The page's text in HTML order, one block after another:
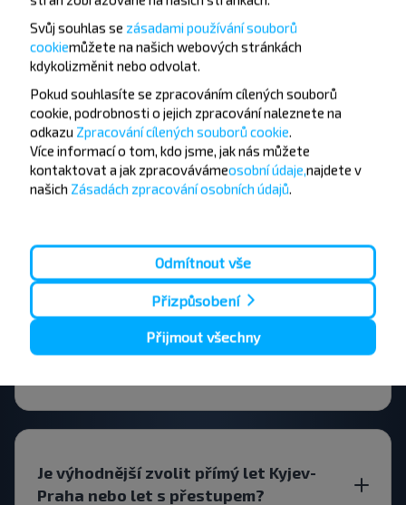
Jak si mohu koupit jízdenku na
autobus Kyjev-Praha?
na trase Kyjev-Praha?
Mám si předem vyhledat letenku na
Je výhodnější zvolit přímý let Kyjev-
Praha nebo let s přestupem?
Svůj souhlas se zásadami používání souborů
cookiemůžete na našich webových stránkách
kdykolizměnit nebo odvolat.
Pokud souhlasíte se zpracováním cílených souborů
cookie, podrobnosti o jejich zpracování naleznete na
odkazu Zpracování cílených souborů cookie.
Více informací o tom, kdo jsme, jak nás můžete
kontaktovat a jak zpracovávámeosobní údaje,najdete v
našich Zásadách zpracování osobních údajů.
Odmítnout vše
Přizpůsobení
Přijmout všechny